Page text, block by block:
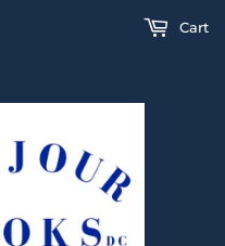
Cart